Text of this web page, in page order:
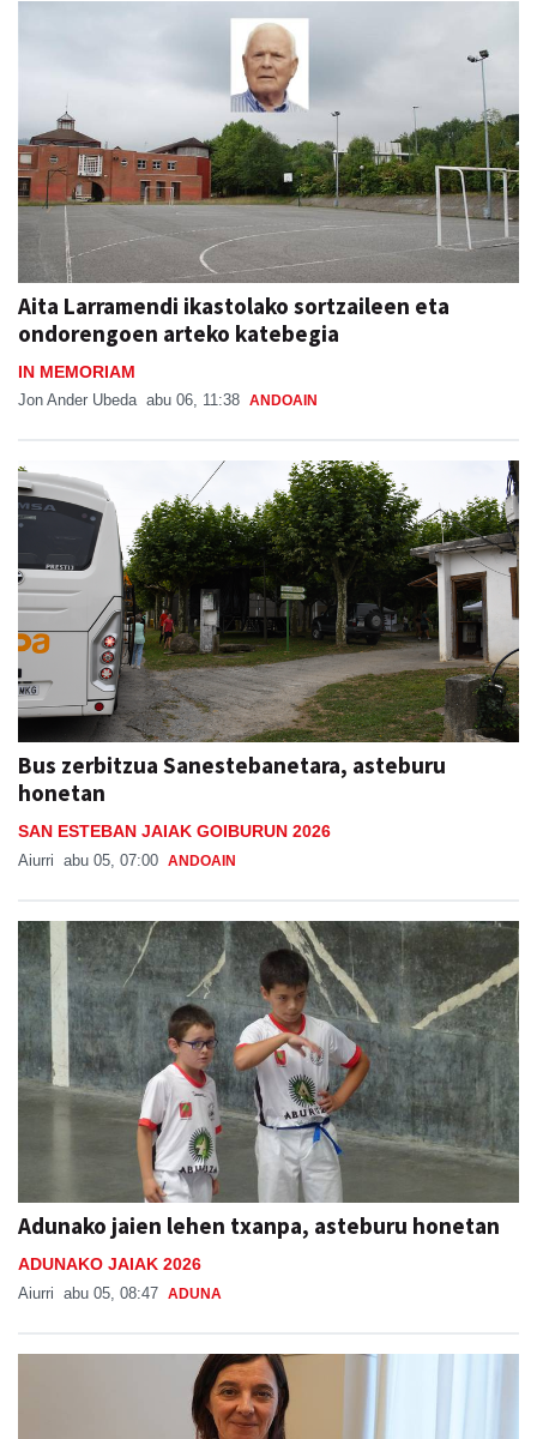
Aita Larramendi ikastolako sortzaileen eta
ondorengoen arteko katebegia
IN MEMORIAM
Jon Ander Ubeda abu 06, 11:38 ANDOAIN
Bus zerbitzua Sanestebanetara, asteburu
honetan
SAN ESTEBAN JAIAK GOIBURUN 2026
Aiurri abu 05, 07:00 ANDOAIN
Adunako jaien lehen txanpa, asteburu honetan
ADUNAKO JAIAK 2026
Aiurri abu 05, 08:47 ADUNA